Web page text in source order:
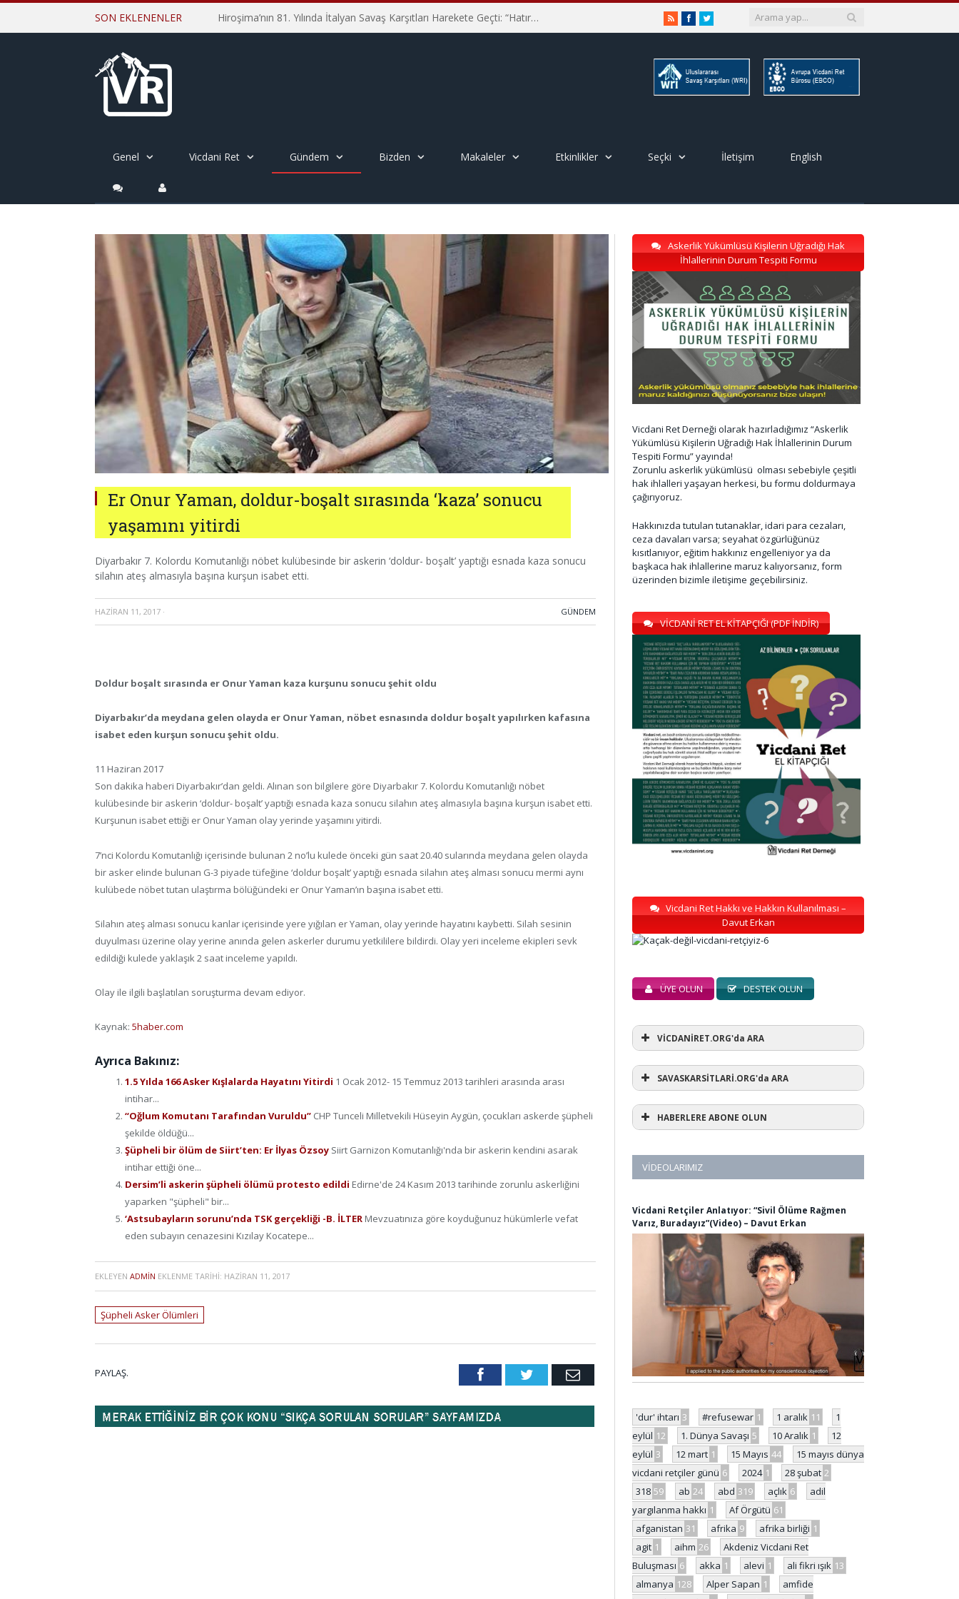
SON EKLENENLER Hiroşima’nın 81. Yılında İtalyan Savaş Karşıtları Harekete Geçti: “Hatırlamak yeterli değil” RSSFacebookTwitter
Genel Vicdani Ret Gündem Bizden Makaleler Etkinlikler Seçki İletişim English
Er Onur Yaman, doldur-boşalt sırasında ‘kaza’ sonucu
yaşamını yitirdi
Diyarbakır 7. Kolordu Komutanlığı nöbet kulübesinde bir askerin ‘doldur- boşalt’ yaptığı esnada kaza sonucu
silahın ateş almasıyla başına kurşun isabet etti.
HAZIRAN 11, 2017 · GÜNDEM
Doldur boşalt sırasında er Onur Yaman kaza kurşunu sonucu şehit oldu
Diyarbakır’da meydana gelen olayda er Onur Yaman, nöbet esnasında doldur boşalt yapılırken kafasına
isabet eden kurşun sonucu şehit oldu.
11 Haziran 2017
Son dakika haberi Diyarbakır’dan geldi. Alınan son bilgilere göre Diyarbakır 7. Kolordu Komutanlığı nöbet
kulübesinde bir askerin ‘doldur- boşalt’ yaptığı esnada kaza sonucu silahın ateş almasıyla başına kurşun isabet etti.
Kurşunun isabet ettiği er Onur Yaman olay yerinde yaşamını yitirdi.
7’nci Kolordu Komutanlığı içerisinde bulunan 2 no’lu kulede önceki gün saat 20.40 sularında meydana gelen olayda
bir asker elinde bulunan G-3 piyade tüfeğine ‘doldur boşalt’ yaptığı esnada silahın ateş alması sonucu mermi aynı
kulübede nöbet tutan ulaştırma bölüğündeki er Onur Yaman’ın başına isabet etti.
Silahın ateş alması sonucu kanlar içerisinde yere yığılan er Yaman, olay yerinde hayatını kaybetti. Silah sesinin
duyulması üzerine olay yerine anında gelen askerler durumu yetkililere bildirdi. Olay yeri inceleme ekipleri sevk
edildiği kulede yaklaşık 2 saat inceleme yapıldı.
Olay ile ilgili başlatılan soruşturma devam ediyor.
Kaynak: 5haber.com
Ayrıca Bakınız:
1.5 Yılda 166 Asker Kışlalarda Hayatını Yitirdi 1 Ocak 2012- 15 Temmuz 2013 tarihleri arasında arası
intihar...
“Oğlum Komutanı Tarafından Vuruldu” CHP Tunceli Milletvekili Hüseyin Aygün, çocukları askerde şüpheli
şekilde öldüğü...
Şüpheli bir ölüm de Siirt’ten: Er İlyas Özsoy Siirt Garnizon Komutanlığı'nda bir askerin kendini asarak
intihar ettiği öne...
Dersim’li askerin şüpheli ölümü protesto edildi Edirne'de 24 Kasım 2013 tarihinde zorunlu askerliğini
yaparken "şüpheli" bir...
‘Astsubayların sorunu’nda TSK gerçekliği -B. İLTER Mevzuatınıza göre koyduğunuz hükümlerle vefat
eden subayın cenazesini Kızılay Kocatepe...
EKLEYEN ADMIN EKLENME TARIHI: HAZIRAN 11, 2017
Şüpheli Asker Ölümleri
PAYLAŞ. FacebookTwitter Email
Askerlik Yükümlüsü Kişilerin Uğradığı Hak
İhlallerinin Durum Tespiti Formu
Vicdani Ret Derneği olarak hazırladığımız “Askerlik
Yükümlüsü Kişilerin Uğradığı Hak İhlallerinin Durum
Tespiti Formu” yayında!
Zorunlu askerlik yükümlüsü olması sebebiyle çeşitli
hak ihlalleri yaşayan herkesi, bu formu doldurmaya
çağırıyoruz.
Hakkınızda tutulan tutanaklar, idari para cezaları,
ceza davaları varsa; seyahat özgürlüğünüz
kısıtlanıyor, eğitim hakkınız engelleniyor ya da
başkaca hak ihlallerine maruz kalıyorsanız, form
üzerinden bizimle iletişime geçebilirsiniz.
VİCDANİ RET EL KİTAPÇIĞI (PDF İNDİR)
Vicdani Ret Hakkı ve Hakkın Kullanılması –
Davut Erkan
ÜYE OLUN DESTEK OLUN
VİCDANİRET.ORG'da ARA
SAVASKARSİTLARİ.ORG'da ARA
HABERLERE ABONE OLUN
VIDEOLARIMIZ
Vicdani Retçiler Anlatıyor: “Sivil Ölüme Rağmen
Varız, Buradayız”(Video) – Davut Erkan
'dur' ihtarı 3 #refusewar 1 1 aralık 11
1
eylül 12 1. Dünya Savaşı 5 10 Aralık 1
12
eylül 3 12 mart 1 15 Mayıs 44
15 mayıs dünya
vicdani retçiler günü 6 2024 1 28 şubat 2
318 59 ab 24 abd 319 açlık 6
adil
yargılanma hakkı 1 Af Örgütü 61
afganistan 31 afrika 9 afrika birliği 1
agit 1 aihm 26
Akdeniz Vicdani Ret
Buluşması 6 akka 1 alevi 1 ali fikri ışık 13
almanya 128 Alper Sapan 1
amfide